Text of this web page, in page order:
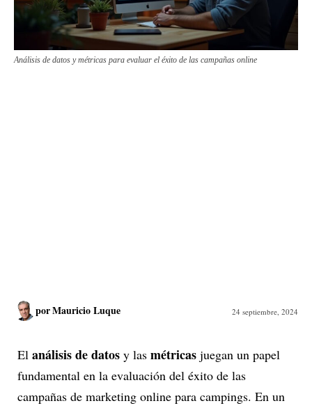
Análisis de datos y métricas para evaluar el éxito de las campañas online
porMauricio Luque 24 septiembre, 2024
El análisis de datos y las métricas juegan un papel
fundamental en la evaluación del éxito de las
campañas de marketing online para campings. En un